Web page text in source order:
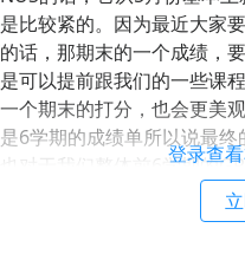
比较紧的。因为最近大家
话，那期末的一个成绩，
可以提前跟我们的一些课
个期末的打分，也会更美
6学期的成绩单所以说最
对于我们整体前6学期的
，那如果你的GPA能够保
要大家花时间去准备，也
登录查